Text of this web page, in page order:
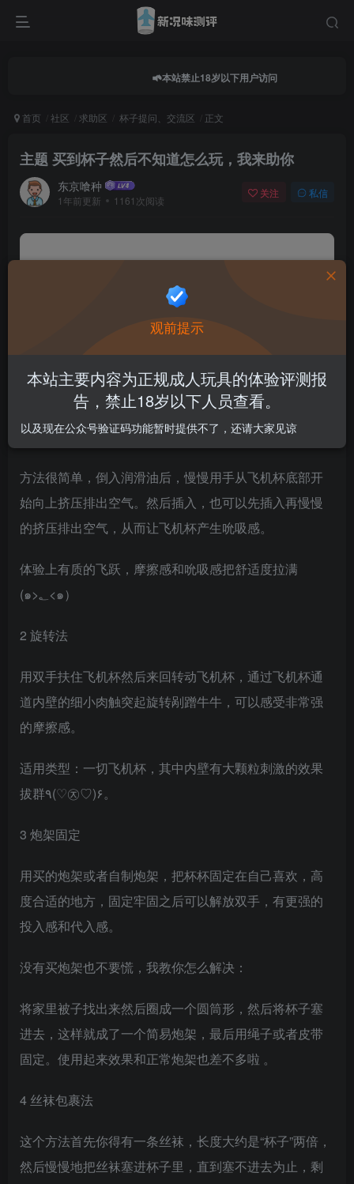
本站禁止18岁以下用户访问
首页 社区 求助区 杯子提问、交流区 正文
主题 买到杯子然后不知道怎么玩，我来助你
东京喰种
1年前更新 1161次阅读
关注 私信
★★★★
今天告诉你们一些飞机杯的玩法。
1 排空气法
方法很简单，倒入润滑油后，慢慢用手从飞机杯底部开
始向上挤压排出空气。然后插入，也可以先插入再慢慢
的挤压排出空气，从而让飞机杯产生吮吸感。
体验上有质的飞跃，摩擦感和吮吸感把舒适度拉满
(๑>؂<๑）
2 旋转法
用双手扶住飞机杯然后来回转动飞机杯，通过飞机杯通
道内壁的细小肉触突起旋转剐蹭牛牛，可以感受非常强
的摩擦感。
适用类型：一切飞机杯，其中内壁有大颗粒刺激的效果
拔群٩(♡㉨♡)۶。
3 炮架固定
用买的炮架或者自制炮架，把杯杯固定在自己喜欢，高
度合适的地方，固定牢固之后可以解放双手，有更强的
投入感和代入感。
没有买炮架也不要慌，我教你怎么解决：
将家里被子找出来然后圈成一个圆筒形，然后将杯子塞
进去，这样就成了一个简易炮架，最后用绳子或者皮带
固定。使用起来效果和正常炮架也差不多啦 。
4 丝袜包裹法
这个方法首先你得有一条丝袜，长度大约是“杯子”两倍，
然后慢慢地把丝袜塞进杯子里，直到塞不进去为止，剩
观前提示
本站主要内容为正规成人玩具的体验评测报
告，禁止18岁以下人员查看。
以及现在公众号验证码功能暂时提供不了，还请大家见谅